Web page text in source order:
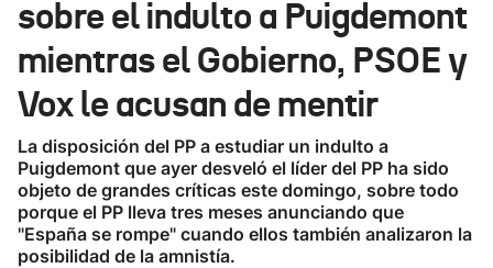
Ikusmiran
Eguraldia
sobre el indulto a Puigdemont
mientras el Gobierno, PSOE y
Vox le acusan de mentir
La disposición del PP a estudiar un indulto a
Puigdemont que ayer desveló el líder del PP ha sido
objeto de grandes críticas este domingo, sobre todo
porque el PP lleva tres meses anunciando que
"España se rompe" cuando ellos también analizaron la
posibilidad de la amnistía.